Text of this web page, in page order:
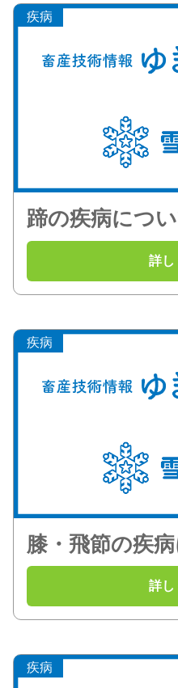
疾病
蹄の疾病につ
疾病
膝・飛節の疾
疾病